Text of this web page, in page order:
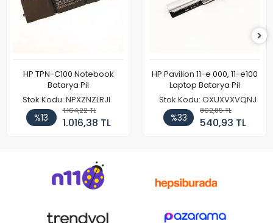
HP TPN-C100 Notebook
Batarya Pil
Stok Kodu: NPXZNZLRJI
%13
1.164,22 TL
1.016,38 TL
HP Pavilion 11-e 000, 11-e100
Laptop Batarya Pil
Stok Kodu: OXUXVXVQNJ
%33
802,85 TL
540,93 TL